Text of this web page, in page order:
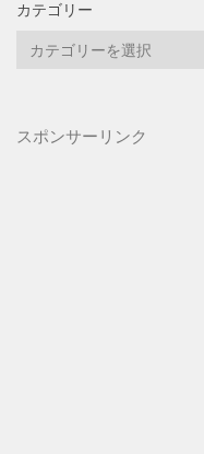
カテゴリー
ー
スポンサーリンク